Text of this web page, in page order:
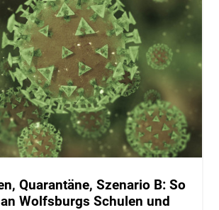
Quarantäne, Szenario B: So
Wolfsburgs Schulen und